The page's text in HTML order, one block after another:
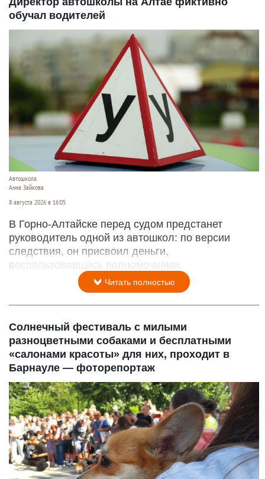
обучал водителей
Автошкола.
Анна Зайкова
8 августа 2026 в 16:05
В Горно-Алтайске перед судом предстанет
руководитель одной из автошкол: по версии
следствия, он присвоил деньги,
воспользовавшись полномочиями.
Читать полностью
Солнечный фестиваль с милыми
разноцветными собаками и бесплатными
«салонами красоты» для них, проходит в
Барнауле — фоторепортаж